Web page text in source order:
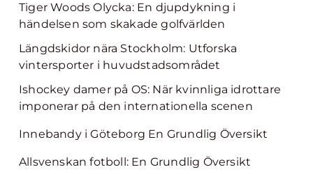
Tiger Woods Olycka: En djupdykning i
händelsen som skakade golfvärlden
Längdskidor nära Stockholm: Utforska
vintersporter i huvudstadsområdet
Ishockey damer på OS: När kvinnliga idrottare
imponerar på den internationella scenen
Innebandy i Göteborg En Grundlig Översikt
Allsvenskan fotboll: En Grundlig Översikt